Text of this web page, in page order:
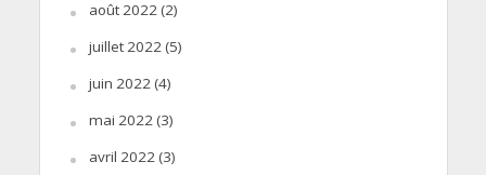
août 2022(2)
juillet 2022(5)
juin 2022(4)
mai 2022(3)
avril 2022(3)